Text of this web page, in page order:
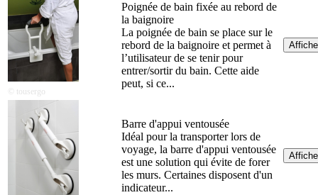
© tousergo
Poignée de bain fixée au rebord de
la baignoire
La poignée de bain se place sur le
rebord de la baignoire et permet à
l’utilisateur de se tenir pour
entrer/sortir du bain. Cette aide
peut, si ce...
Barre d'appui ventousée
Idéal pour la transporter lors de
voyage, la barre d'appui ventousée
est une solution qui évite de forer
les murs. Certaines disposent d'un
indicateur...